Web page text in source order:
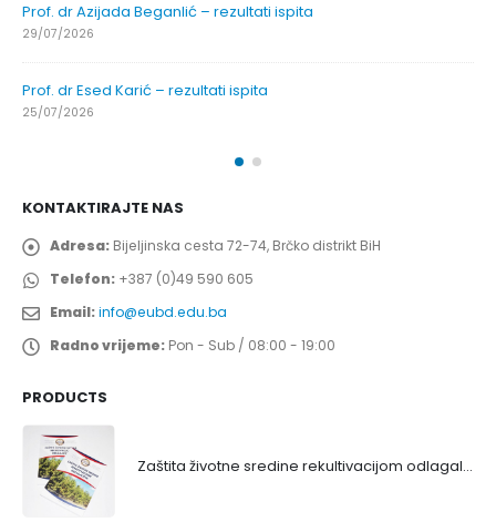
Prof. dr Azijada Beganlić – rezultati ispita
29/07/2026
Prof. dr Esed Karić – rezultati ispita
25/07/2026
KONTAKTIRAJTE NAS
Adresa: Bijeljinska cesta 72-74, Brčko distrikt BiH
Telefon: +387 (0)49 590 605
Email:info@eubd.edu.ba
Radno vrijeme: Pon - Sub / 08:00 - 19:00
PRODUCTS
Zaštita životne sredine rekultivacijom odlagališta